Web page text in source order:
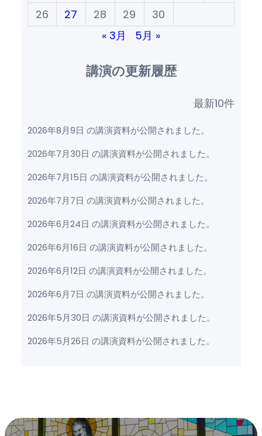
26
27 28 29
30
« 3月
5月 »
講演の更新履歴
最新10件
2026年8月9日 の講演資料が公開されました。
2026年7月30日 の講演資料が公開されました。
2026年7月15日 の講演資料が公開されました。
2026年7月7日 の講演資料が公開されました。
2026年6月24日 の講演資料が公開されました。
2026年6月16日 の講演資料が公開されました。
2026年6月12日 の講演資料が公開されました。
2026年6月7日 の講演資料が公開されました。
2026年5月30日 の講演資料が公開されました。
2026年5月26日 の講演資料が公開されました。